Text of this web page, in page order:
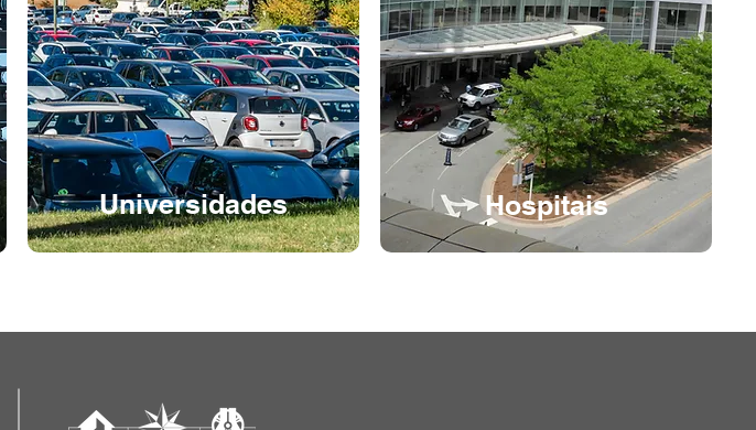
Universidades Hospitais